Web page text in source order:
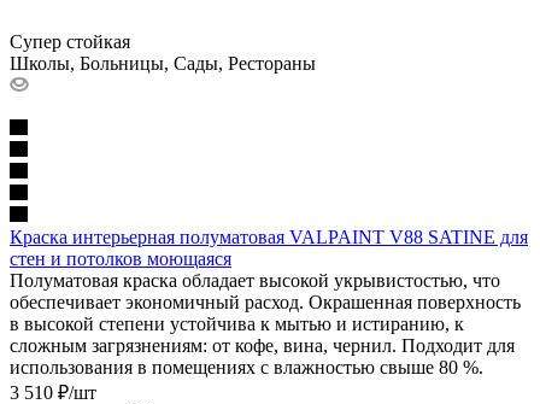
Супер стойкая
Школы, Больницы, Сады, Рестораны
Краска интерьерная полуматовая VALPAINT V88 SATINE для
стен и потолков моющаяся
Полуматовая краска обладает высокой укрывистостью, что
обеспечивает экономичный расход. Окрашенная поверхность
в высокой степени устойчива к мытью и истиранию, к
сложным загрязнениям: от кофе, вина, чернил. Подходит для
использования в помещениях с влажностью свыше 80 %.
3 510 ₽/шт